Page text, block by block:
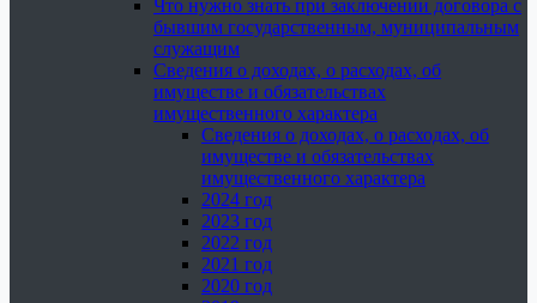
Что нужно знать при заключении договора с
бывшим государственным, муниципальным
служащим
Сведения о доходах, о расходах, об
имуществе и обязательствах
имущественного характера
Сведения о доходах, о расходах, об
имуществе и обязательствах
имущественного характера
2024 год
2023 год
2022 год
2021 год
2020 год